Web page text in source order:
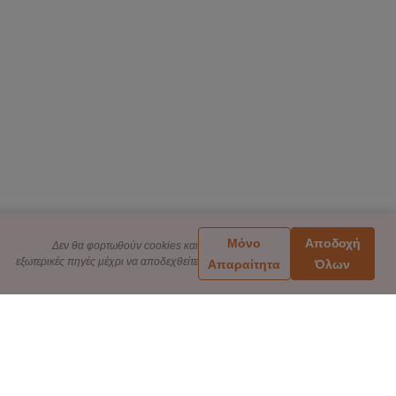
Δεν θα φορτωθούν cookies και
εξωτερικές πηγές μέχρι να αποδεχθείτε
Μόνο
Απαραίτητα
Αποδοχή
Όλων